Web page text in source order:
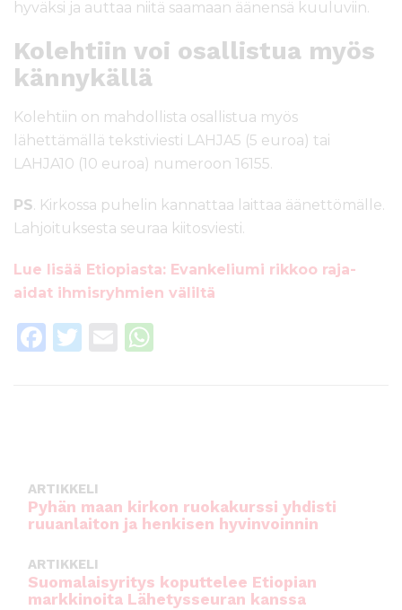
hyväksi ja auttaa niitä saamaan äänensä kuuluviin.
Kolehtiin voi osallistua myös
kännykällä
Kolehtiin on mahdollista osallistua myös
lähettämällä tekstiviesti LAHJA5 (5 euroa) tai
LAHJA10 (10 euroa) numeroon 16155.
PS. Kirkossa puhelin kannattaa laittaa äänettömälle.
Lahjoituksesta seuraa kiitosviesti.
Lue lisää Etiopiasta: Evankeliumi rikkoo raja-
aidat ihmisryhmien väliltä
F
o
o
k
T
E
p
ARTIKKELI
Pyhän maan kirkon ruokakurssi yhdisti
ruuanlaiton ja henkisen hyvinvoinnin
ARTIKKELI
Suomalaisyritys koputtelee Etiopian
markkinoita Lähetysseuran kanssa